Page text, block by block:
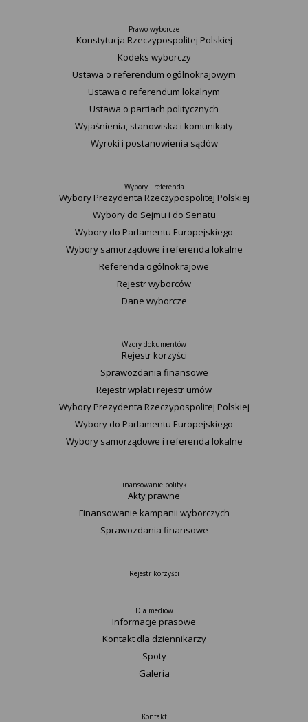
Prawo wyborcze
Konstytucja Rzeczypospolitej Polskiej​
Kodeks wyborczy
Ustawa o referendum ogólnokrajowym
Ustawa o referendum lokalnym
Ustawa o partiach politycznych
Wyjaśnienia, stanowiska i komunikaty
Wyroki i postanowienia sądów
Wybory i referenda
Wybory Prezydenta Rzeczypospolitej Polskiej
Wybory do Sejmu i do Senatu
Wybory do Parlamentu Europejskiego
Wybory samorządowe i referenda lokalne
Referenda ogólnokrajowe
Rejestr wyborców
Dane wyborcze
Wzory dokumentów
Rejestr korzyści
Sprawozdania finansowe
Rejestr wpłat i rejestr umów
Wybory Prezydenta Rzeczypospolitej Polskiej
Wybory do Parlamentu Europejskiego
Wybory samorządowe i referenda lokalne
Finansowanie polityki
Akty prawne
Finansowanie kampanii wyborczych
Sprawozdania finansowe
Rejestr korzyści
Dla mediów
Informacje prasowe
Kontakt dla dziennikarzy
Spoty
Galeria
Kontakt